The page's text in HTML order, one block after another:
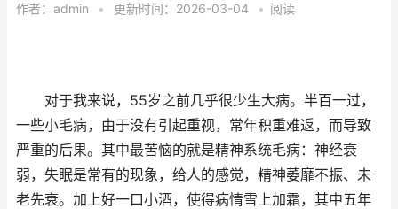
作者： admin • 更新时间：2026-03-04 • 阅读
对于我来说，55岁之前几乎很少生大病。半百一过，
一些小毛病，由于没有引起重视，常年积重难返，而导致
严重的后果。其中最苦恼的就是精神系统毛病：神经衰
弱，失眠是常有的现象，给人的感觉，精神萎靡不振、未
老先衰。加上好一口小酒，使得病情雪上加霜，其中五年